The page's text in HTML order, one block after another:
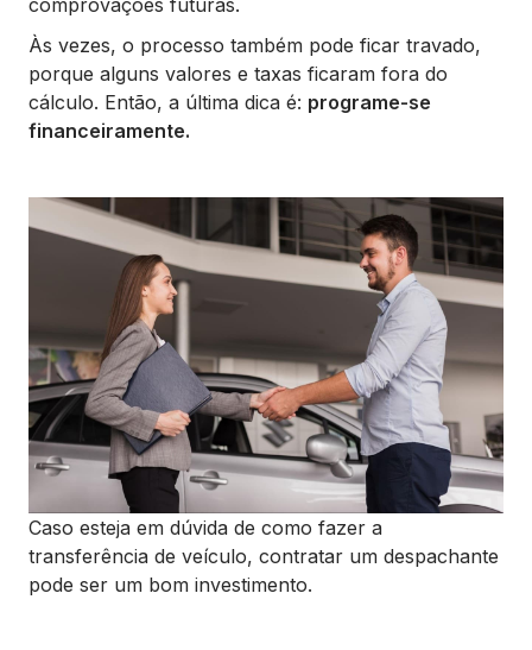
comprovações futuras.
Às vezes, o processo também pode ficar travado,
porque alguns valores e taxas ficaram fora do
cálculo. Então, a última dica é: programe-se
financeiramente.
Caso esteja em dúvida de como fazer a
transferência de veículo, contratar um despachante
pode ser um bom investimento.